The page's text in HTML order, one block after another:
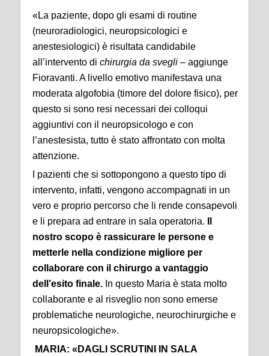
«La paziente, dopo gli esami di routine
(neuroradiologici, neuropsicologici e
anestesiologici) è risultata candidabile
all’intervento di chirurgia da svegli – aggiunge
Fioravanti. A livello emotivo manifestava una
moderata algofobia (timore del dolore fisico), per
questo si sono resi necessari dei colloqui
aggiuntivi con il neuropsicologo e con
l’anestesista, tutto è stato affrontato con molta
attenzione.
I pazienti che si sottopongono a questo tipo di
intervento, infatti, vengono accompagnati in un
vero e proprio percorso che li rende consapevoli
e li prepara ad entrare in sala operatoria.
nostro scopo è rassicurare le persone e
metterle nella condizione migliore per
collaborare con il chirurgo a vantaggio
dell’esito finale. In questo Maria è stata molto
collaborante e al risveglio non sono emerse
problematiche neurologiche, neurochirurgiche e
neuropsicologiche».
MARIA: «DAGLI SCRUTINI IN SALA